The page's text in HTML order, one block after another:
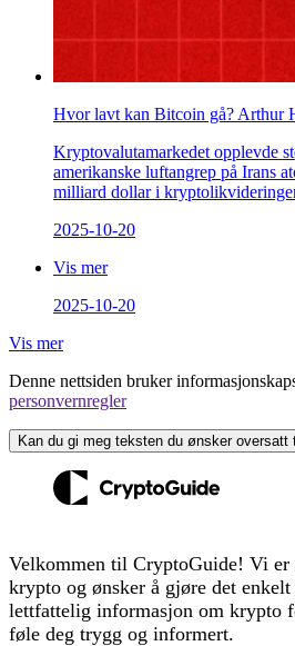
Hvor lavt kan Bitcoin gå? Arthur
Kryptovalutamarkedet opplevde
amerikanske luftangrep på Irans
milliard dollar i
2025-10-20
Vis mer
2025-10-20
Vis mer
Denne nettsiden bruker
personvernregler
Kan du gi meg teksten du ønsker oversatt
Velkommen til CryptoGuide! Vi er
krypto og ønsker å gjøre det
lettfattelig informasjon om krypto
føle deg trygg og informert.